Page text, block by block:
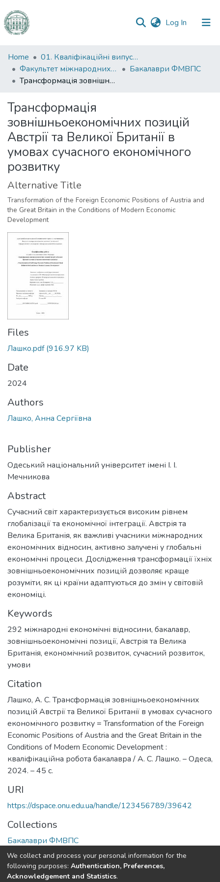
Log In (current)
Communities
&
Collections
Statistics
Home
01. Кваліфікаційні випускні роботи здобувачів вищої освіти
Факультет міжнародних відносин, політології та соціології
Бакалаври ФМВПС
Трансформація зовнішньоекономічних позицій Австрії та Великої Британії в умовах сучасного економічного розвитку
Трансформація
зовнішньоекономічних позицій
Австрії та Великої Британії в
умовах сучасного економічного
розвитку
Alternative Title
Transformation of the Foreign Economic Positions of Austria and
the Great Britain in the Conditions of Modern Economic
Development
Files
Лашко.pdf(916.97 KB)
Date
2024
Authors
Лашко, Анна Сергіївна
Publisher
Одеський національний університет імені І. І.
Мечникова
Abstract
Сучасний світ характеризується високим рівнем
глобалізації та економічної інтеграції. Австрія та
Велика Британія, як важливі учасники міжнародних
економічних відносин, активно залучені у глобальні
економічні процеси. Дослідження трансформації їхніх
зовнішньоекономічних позицій дозволяє краще
розуміти, як ці країни адаптуються до змін у світовій
економіці.
Keywords
292 міжнародні економічні відносини, бакалавр,
зовнішньоекономічні позиції, Австрія та Велика
Британія, економічний розвиток, сучасний розвиток,
умови
Citation
Лашко, А. С. Трансформація зовнішньоекономічних
позицій Австрії та Великої Британії в умовах сучасного
економічного розвитку = Transformation of the Foreign
Economic Positions of Austria and the Great Britain in the
Conditions of Modern Economic Development :
кваліфікаційна робота бакалавра / А. С. Лашко. – Одеса,
2024. – 45 с.
URI
https://dspace.onu.edu.ua/handle/123456789/39642
Collections
Бакалаври ФМВПС
Full item page
We collect and process your personal information for the
following purposes: Authentication, Preferences,
Acknowledgement and Statistics.